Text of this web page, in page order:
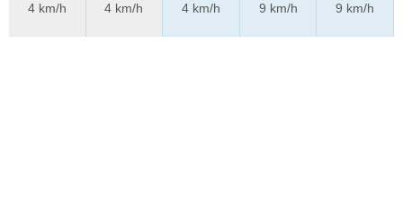
4 km/h
4 km/h
4 km/h
9 km/h
9 km/h